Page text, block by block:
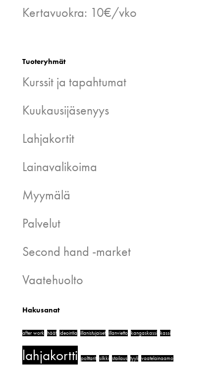
Kertavuokra: 10€/vko
Tuoteryhmät
Kurssit ja tapahtumat
Kuukausijäsenyys
Lahjakortit
Lainavalikoima
Myymälä
Palvelut
Second hand -market
Vaatehuolto
Hakusanat
after work häät ideointia illanistujaiset illanvietto kangaskassi kassi
lahjakortti polttarit silkki stailaus tyyli vaatelainaamo